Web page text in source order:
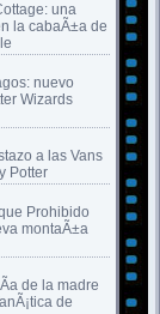
una
la cabaÃ±a de
nuevo
Wizards
a las Vans
Potter
Prohibido
montaÃ±a
de la madre
de